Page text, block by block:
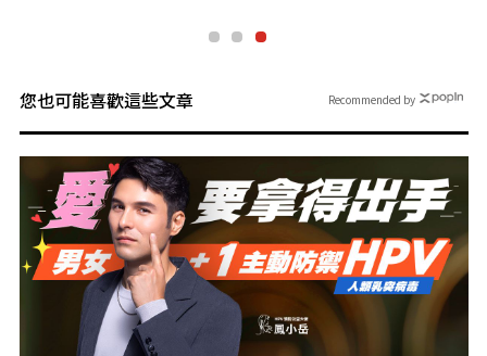
您也可能喜歡這些文章 Recommended by